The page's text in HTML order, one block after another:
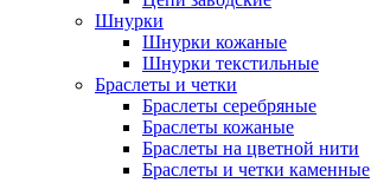
Шнурки
Шнурки кожаные
Шнурки текстильные
Браслеты и четки
Браслеты серебряные
Браслеты кожаные
Браслеты на цветной нити
Браслеты и четки каменные